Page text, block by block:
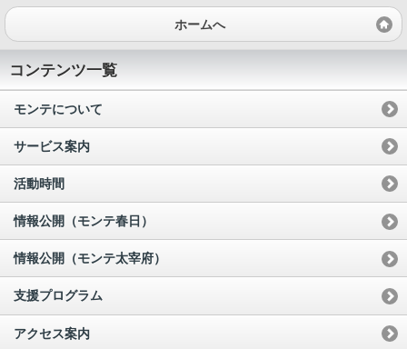
ホームへ
コンテンツ一覧
モンテについて
サービス案内
活動時間
情報公開（モンテ春日）
情報公開（モンテ太宰府）
支援プログラム
アクセス案内